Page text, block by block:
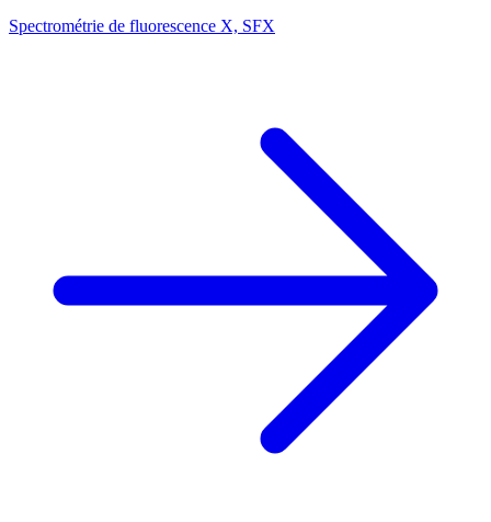
Spectrométrie de fluorescence X, SFX